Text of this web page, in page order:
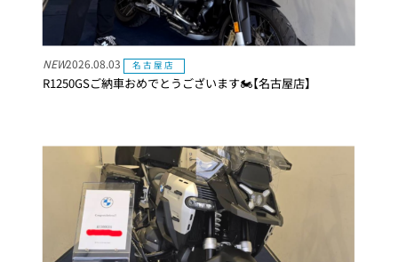
R1250GSご納車おめでとうございます🏍【名古屋店】
NEW2026.08.03 名古屋店